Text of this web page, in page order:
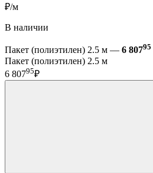
₽/м
В наличии
Пакет (полиэтилен) 2.5 м — 6 80795
Пакет (полиэтилен) 2.5 м
6 80795₽